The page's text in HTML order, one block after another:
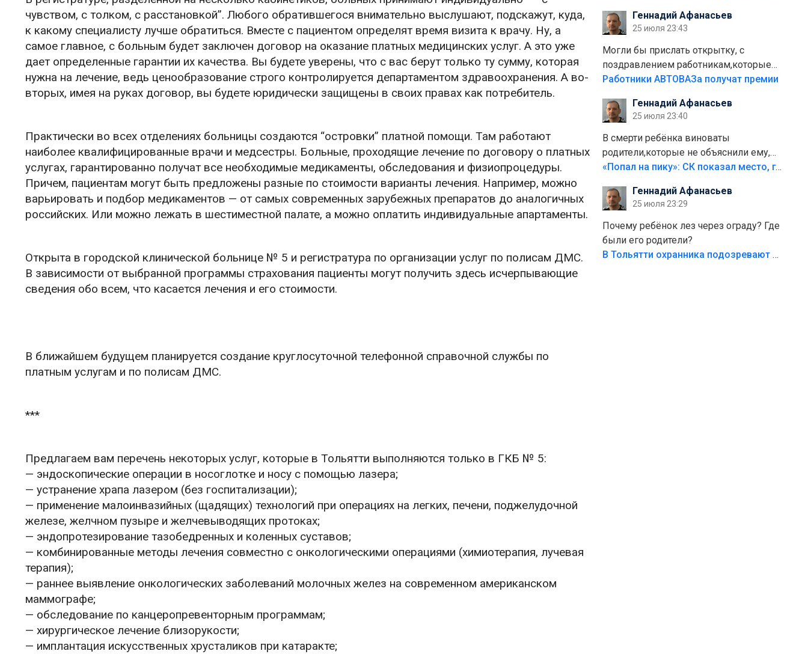
чувством, с толком, с расстановкой”. Любого обратившегося внимательно выслушают, подскажут, куда,
к какому специалисту лучше обратиться. Вместе с пациентом определят время визита к врачу. Ну, а
самое главное, с больным будет заключен договор на оказание платных медицинских услуг. А это уже
дает определенные гарантии их качества. Вы будете уверены, что с вас берут только ту сумму, которая
нужна на лечение, ведь ценообразование строго контролируется департаментом здравоохранения. А во-
вторых, имея на руках договор, вы будете юридически защищены в своих правах как потребитель.
Практически во всех отделениях больницы создаются “островки” платной помощи. Там работают
наиболее квалифицированные врачи и медсестры. Больные, проходящие лечение по договору о платных
услугах, гарантированно получат все необходимые медикаменты, обследования и физиопроцедуры.
Причем, пациентам могут быть предложены разные по стоимости варианты лечения. Например, можно
варьировать и подбор медикаментов — от самых современных зарубежных препаратов до аналогичных
российских. Или можно лежать в шестиместной палате, а можно оплатить индивидуальные апартаменты.
Открыта в городской клинической больнице № 5 и регистратура по организации услуг по полисам ДМС.
В зависимости от выбранной программы страхования пациенты могут получить здесь исчерпывающие
сведения обо всем, что касается лечения и его стоимости.
В ближайшем будущем планируется создание круглосуточной телефонной справочной службы по
платным услугам и по полисам ДМС.
***
Предлагаем вам перечень некоторых услуг, которые в Тольятти выполняются только в ГКБ № 5:
— эндоскопические операции в носоглотке и носу с помощью лазера;
— устранение храпа лазером (без госпитализации);
— применение малоинвазийных (щадящих) технологий при операциях на легких, печени, поджелудочной
железе, желчном пузыре и желчевыводящих протоках;
— эндопротезирование тазобедренных и коленных суставов;
— комбинированные методы лечения совместно с онкологическими операциями (химиотерапия, лучевая
терапия);
— раннее выявление онкологических заболеваний молочных желез на современном американском
маммографе;
— обследование по канцеропревенторным программам;
— хирургическое лечение близорукости;
— имплантация искусственных хрусталиков при катаракте;
полно стоит,почему водители всё
равно едут в лес? Штрафы мизерные.
Геннадий Афанасьев
25 июля 23:43
Могли бы прислать открытку, с
поздравлением работникам,которые
больше сорока лет отработали на
Работники АВТОВАЗа получат премии
Геннадий Афанасьев
25 июля 23:40
В смерти ребёнка виноваты
родители,которые не объяснили ему,
что такое хорошо и что такое плохо!
безумия,есть же калитка,ворота!
Жалко ребёнка,но он сам выбрал свою
судьбу.
«Попал на пику»: СК показал место, где был смертельно травмирован ребенок в Тольятти
Геннадий Афанасьев
25 июля 23:29
Почему ребёнок лез через ограду? Где
были его родители?
В Тольятти охранника подозревают в причинении смерти ребенку